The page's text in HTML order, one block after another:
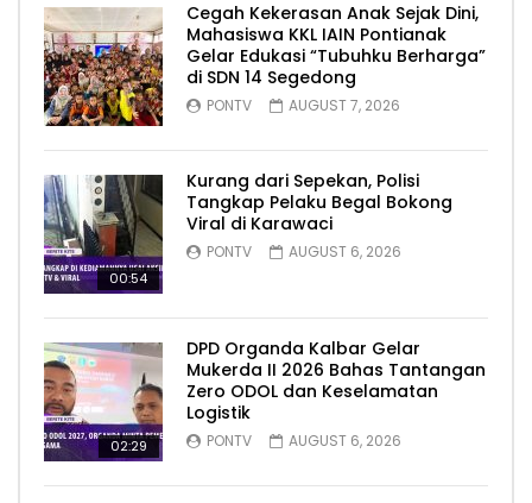
Cegah Kekerasan Anak Sejak Dini,
Mahasiswa KKL IAIN Pontianak
Gelar Edukasi “Tubuhku Berharga”
di SDN 14 Segedong
PONTV AUGUST 7, 2026
00:54
Kurang dari Sepekan, Polisi
Tangkap Pelaku Begal Bokong
Viral di Karawaci
PONTV AUGUST 6, 2026
02:29
DPD Organda Kalbar Gelar
Mukerda II 2026 Bahas Tantangan
Zero ODOL dan Keselamatan
Logistik
PONTV AUGUST 6, 2026